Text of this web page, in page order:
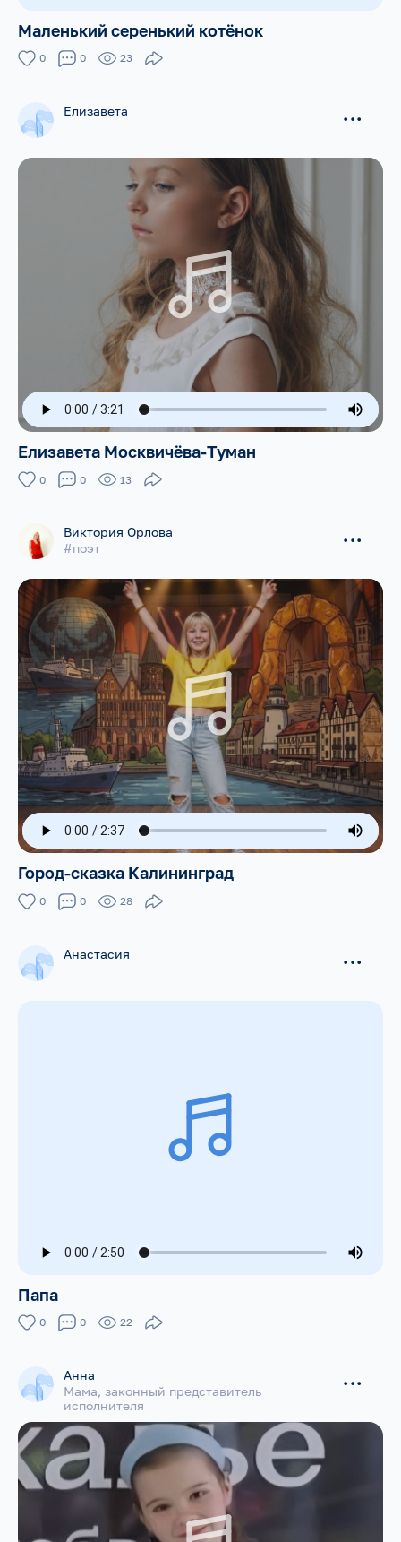
Маленький серенький котёнок
0 0 23
Елизавета ...
Елизавета Москвичёва-Туман
0 0 13
Виктория Орлова
#поэт
...
Город-сказка Калининград
0 0 28
Анастасия ...
Папа
0 0 22
Анна
Мама, законный представитель
исполнителя
...